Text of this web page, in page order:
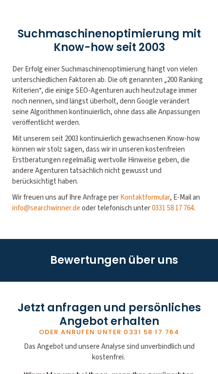
Suchmaschinenoptimierung mit
Know-how seit 2003
Der Erfolg einer Suchmaschinenoptimierung hängt von vielen
unterschiedlichen Faktoren ab. Die oft genannten „200 Ranking
Kriterien“, die einige SEO-Agenturen auch heutzutage immer
noch nennen, sind längst überholt, denn Google verändert
seine Algorithmen kontinuierlich, ohne dass alle Anpassungen
veröffentlicht werden.
Mit unserem seit 2003 kontinuierlich gewachsenen Know-how
können wir stolz sagen, dass wir in unseren kostenfreien
Erstberatungen regelmäßig wertvolle Hinweise geben, die
andere Agenturen tatsächlich nicht gewusst und
berücksichtigt haben.
Wir freuen uns auf Ihre Anfrage perKontaktformular, E-Mail an
info@searchwinner.deoder telefonisch unter0331 58 17 764.
Bewertungen über uns
Jetzt anfragen und persönliches
Angebot erhalten
ODER ANRUFEN UNTER 0331 58 17 764
Das Angebot und unsere Analyse sind unverbindlich und
kostenfrei.